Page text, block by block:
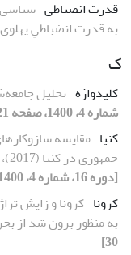
قدرت انضباطی سیاسی
به قدرت انضباطیِ پهلوی
ک
کلیدواژه تحلیل
شماره 4، 1400، صفحه 221-252]
کنیا مقایسه
جمهوری در کنیا (2017)، افغانستان (2009) و ایران (1388/2009)
[دوره 16، شماره 4، 1400، صفحه 7-48]
کرونا کرونا و زایش
به منظور برون شد از
30]